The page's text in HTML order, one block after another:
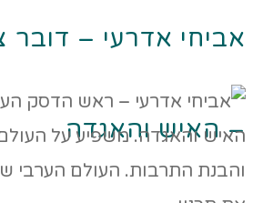
אביחי אדרעי – דובר
– האיש והאגדה